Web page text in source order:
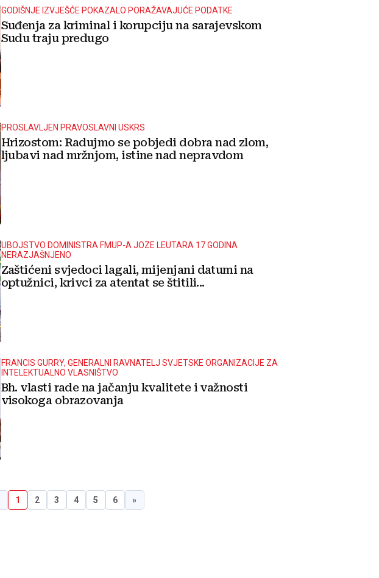
GODIŠNJE IZVJEŠĆE POKAZALO PORAŽAVAJUĆE PODATKE
Suđenja za kriminal i korupciju na sarajevskom
Sudu traju predugo
PROSLAVLJEN PRAVOSLAVNI USKRS
Hrizostom: Radujmo se pobjedi dobra nad zlom,
ljubavi nad mržnjom, istine nad nepravdom
UBOJSTVO DOMINISTRA FMUP-A JOZE LEUTARA 17 GODINA
NERAZJAŠNJENO
Zaštićeni svjedoci lagali, mijenjani datumi na
optužnici, krivci za atentat se štitili...
FRANCIS GURRY, GENERALNI RAVNATELJ SVJETSKE ORGANIZACIJE ZA
INTELEKTUALNO VLASNIŠTVO
Bh. vlasti rade na jačanju kvalitete i važnosti
visokoga obrazovanja
1 2 3 4 5 6 »